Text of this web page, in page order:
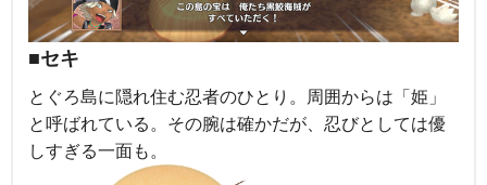
■セキ
とぐろ島に隠れ住む忍者のひとり。周囲からは「姫」
と呼ばれている。その腕は確かだが、忍びとしては優
しすぎる一面も。